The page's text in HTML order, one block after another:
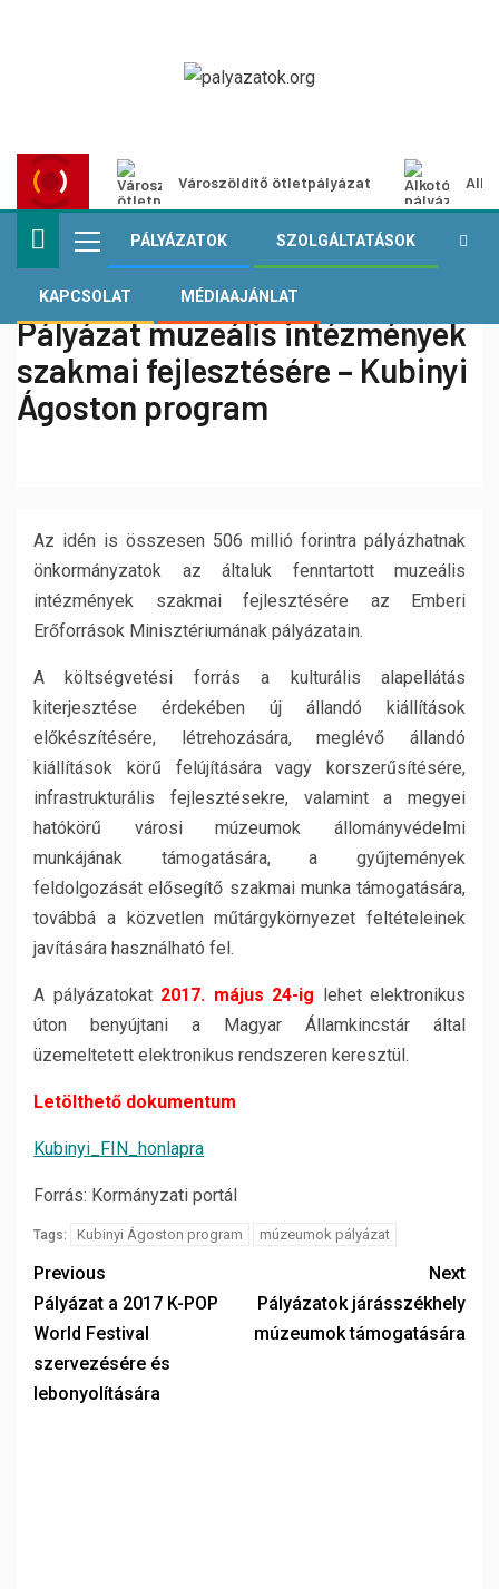
Városzöldítő ötletpályázat
PÁLYÁZATOK SZOLGÁLTATÁSOK
KAPCSOLAT MÉDIAAJÁNLAT
Pályázat muzeális intézmények
szakmai fejlesztésére – Kubinyi
Ágoston program
Az idén is összesen 506 millió forintra pályázhatnak
önkormányzatok az általuk fenntartott muzeális
intézmények szakmai fejlesztésére az Emberi
Erőforrások Minisztériumának pályázatain.
A költségvetési forrás a kulturális alapellátás
kiterjesztése érdekében új állandó kiállítások
előkészítésére, létrehozására, meglévő állandó
kiállítások körű felújítására vagy korszerűsítésére,
infrastrukturális fejlesztésekre, valamint a megyei
hatókörű városi múzeumok állományvédelmi
munkájának támogatására, a gyűjtemények
feldolgozását elősegítő szakmai munka támogatására,
továbbá a közvetlen műtárgykörnyezet feltételeinek
javítására használható fel.
A pályázatokat 2017. május 24-ig
lehet elektronikus
úton benyújtani a Magyar Államkincstár által
üzemeltetett elektronikus rendszeren keresztül.
Letölthető dokumentum
Kubinyi_FIN_honlapra
Forrás: Kormányzati portál
Tags: Kubinyi Ágoston program múzeumok pályázat
Previous
Pályázat a 2017 K-POP
World Festival
szervezésére és
lebonyolítására
Next
Pályázatok járásszékhely
múzeumok támogatására